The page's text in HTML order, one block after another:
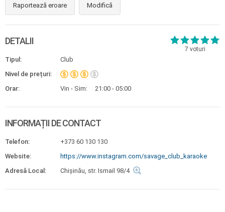
Raportează eroare Modifică
7 voturi
DETALII
Tipul:
Club
Nivel de prețuri:
Orar:
Vin - Sim: 21:00 - 05:00
INFORMAȚII DE CONTACT
Telefon:
+373 60 130 130
Website:
https://www.instagram.com/savage_club_karaoke
Adresă Local:
Chișinău, str. Ismail 98/4